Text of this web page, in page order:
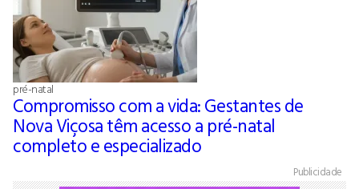
pré-natal
Compromisso com a vida: Gestantes de
Nova Viçosa têm acesso a pré-natal
completo e especializado
Publicidade